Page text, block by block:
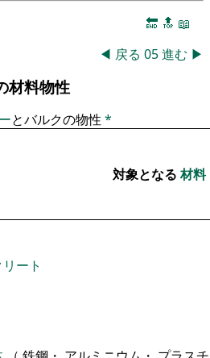
🔚 🔝 📖
◀ 戻る 05進む ▶
材料物性
とバルクの物性*
対象となる材料
ート